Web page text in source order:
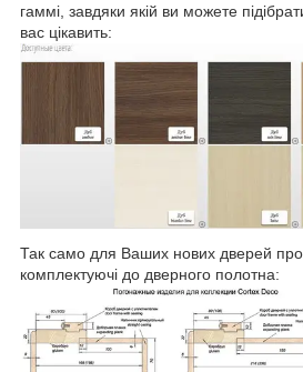
гаммі, завдяки якій ви можете
вас цікавить:
Так само для Ваших нових дверей
комплектуючі до дверного полотна: